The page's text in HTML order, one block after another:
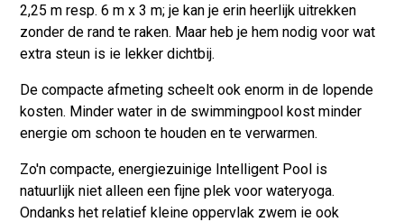
2,25 m resp. 6 m x 3 m; je kan je erin heerlijk uitrekken
zonder de rand te raken. Maar heb je hem nodig voor wat
extra steun is ie lekker dichtbij.
De compacte afmeting scheelt ook enorm in de lopende
kosten. Minder water in de swimmingpool kost minder
energie om schoon te houden en te verwarmen.
Zo'n compacte, energiezuinige Intelligent Pool is
natuurlijk niet alleen een fijne plek voor wateryoga.
Ondanks het relatief kleine oppervlak zwem ie ook